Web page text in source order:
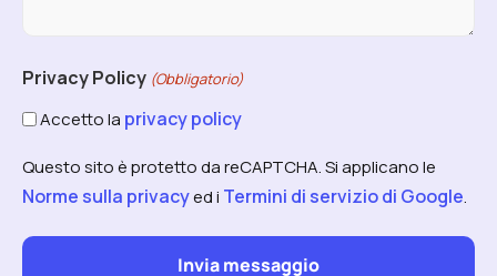
Privacy Policy (Obbligatorio)
Accetto la privacy policy
Questo sito è protetto da reCAPTCHA. Si applicano le
Norme sulla privacyed i Termini di servizio di Google.